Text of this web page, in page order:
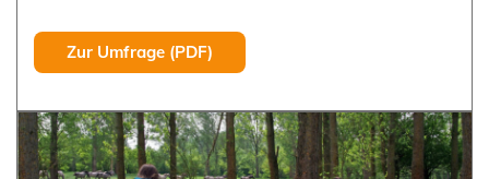
Zur Umfrage (PDF)